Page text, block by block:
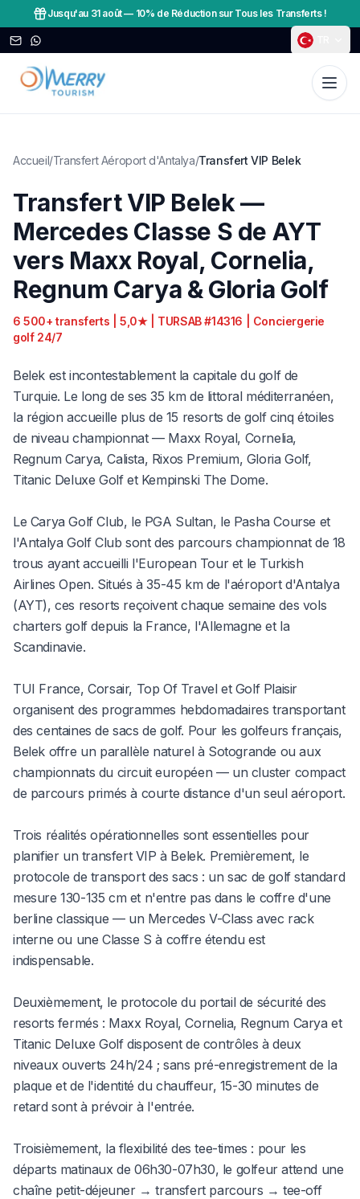
Jusqu'au 31 août— 10% de Réduction sur Tous les Transferts !
Accueil/Transfert Aéroport d'Antalya/Transfert VIP Belek
Transfert VIP Belek —
Mercedes Classe S de AYT
vers Maxx Royal, Cornelia,
Regnum Carya & Gloria Golf
6 500+ transferts | 5,0★ | TURSAB #14316 | Conciergerie
golf 24/7
Belek est incontestablement la capitale du golf de
Turquie. Le long de ses 35 km de littoral méditerranéen,
la région accueille plus de 15 resorts de golf cinq étoiles
de niveau championnat — Maxx Royal, Cornelia,
Regnum Carya, Calista, Rixos Premium, Gloria Golf,
Titanic Deluxe Golf et Kempinski The Dome.
Le Carya Golf Club, le PGA Sultan, le Pasha Course et
l'Antalya Golf Club sont des parcours championnat de 18
trous ayant accueilli l'European Tour et le Turkish
Airlines Open. Situés à 35-45 km de l'aéroport d'Antalya
(AYT), ces resorts reçoivent chaque semaine des vols
charters golf depuis la France, l'Allemagne et la
Scandinavie.
TUI France, Corsair, Top Of Travel et Golf Plaisir
organisent des programmes hebdomadaires transportant
des centaines de sacs de golf. Pour les golfeurs français,
Belek offre un parallèle naturel à Sotogrande ou aux
championnats du circuit européen — un cluster compact
de parcours primés à courte distance d'un seul aéroport.
Trois réalités opérationnelles sont essentielles pour
planifier un transfert VIP à Belek. Premièrement, le
protocole de transport des sacs : un sac de golf standard
mesure 130-135 cm et n'entre pas dans le coffre d'une
berline classique — un Mercedes V-Class avec rack
interne ou une Classe S à coffre étendu est
indispensable.
Deuxièmement, le protocole du portail de sécurité des
resorts fermés : Maxx Royal, Cornelia, Regnum Carya et
Titanic Deluxe Golf disposent de contrôles à deux
niveaux ouverts 24h/24 ; sans pré-enregistrement de la
plaque et de l'identité du chauffeur, 15-30 minutes de
retard sont à prévoir à l'entrée.
Troisièmement, la flexibilité des tee-times : pour les
départs matinaux de 06h30-07h30, le golfeur attend une
chaîne petit-déjeuner → transfert parcours → tee-off